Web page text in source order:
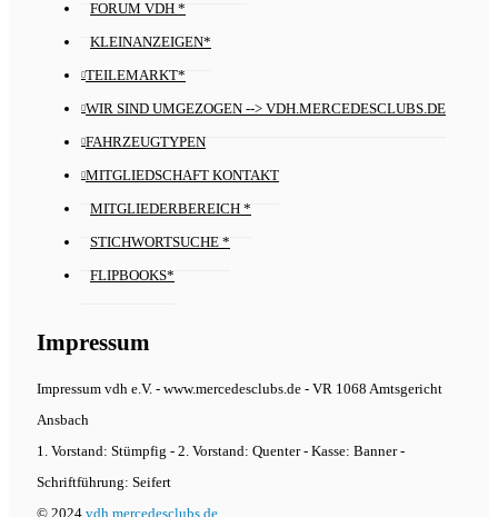
FORUM VDH *
KLEINANZEIGEN*
TEILEMARKT*
WIR SIND UMGEZOGEN --> VDH.MERCEDESCLUBS.DE
FAHRZEUGTYPEN
MITGLIEDSCHAFT KONTAKT
MITGLIEDERBEREICH *
STICHWORTSUCHE *
FLIPBOOKS*
Impressum
Impressum vdh e.V. - www.mercedesclubs.de - VR 1068 Amtsgericht
Ansbach
1. Vorstand: Stümpfig - 2. Vorstand: Quenter - Kasse: Banner -
Schriftführung: Seifert
© 2024 vdh.mercedesclubs.de